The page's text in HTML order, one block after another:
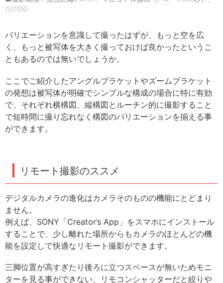
ISO100
バリエーションを意識して撮ったはずが、もっと空を広
く、もっと被写体を大きく撮っておけば良かったというこ
ともあるのでは無いでしょうか。
ここでご紹介したアングルブラケットやズームブラケット
の発想は被写体が明確でシンプルな構成の場合に特に有効
で、それぞれ横構図、縦構図とルーチン的に撮影すること
で短時間に撮り忘れなく構図のバリエーションを揃える事
ができます。
リモート撮影のススメ
デジタルカメラの進化はカメラそのものの機能にとどまり
ません。
例えば、SONY「Creator’s App」をスマホにインストール
することで、少し離れた場所からもカメラのほとんどの機
能を設定して快適なリモート撮影ができます。
三脚位置が高すぎたり後ろに立つスペースが無いためモニ
ターを見る事ができない、リモコンシャッターだと絞りや